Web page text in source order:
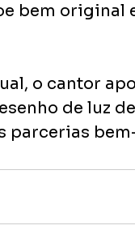
bem original
o cantor
de luz
parcerias